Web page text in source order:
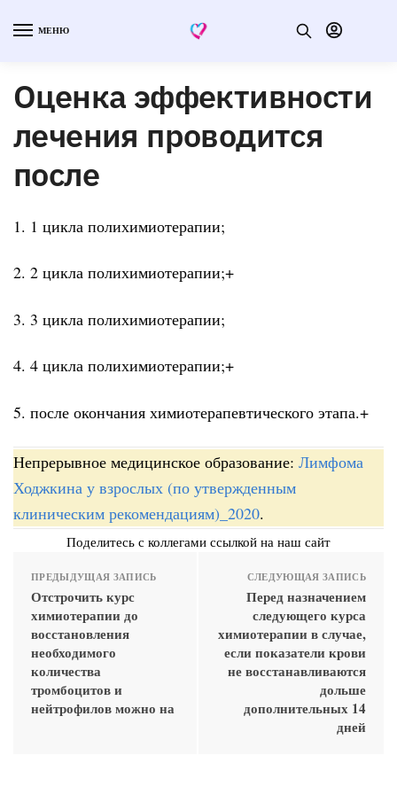
МЕНЮ
Оценка эффективности
лечения проводится
после
1. 1 цикла полихимиотерапии;
2. 2 цикла полихимиотерапии;+
3. 3 цикла полихимиотерапии;
4. 4 цикла полихимиотерапии;+
5. после окончания химиотерапевтического этапа.+
Непрерывное медицинское образование: Лимфома
Ходжкина у взрослых (по утвержденным
клиническим рекомендациям)_2020.
Поделитесь с коллегами ссылкой на наш сайт
ПРЕДЫДУЩАЯ ЗАПИСЬ
Отстрочить курс
химиотерапии до
восстановления
необходимого
количества
тромбоцитов и
нейтрофилов можно на
СЛЕДУЮЩАЯ ЗАПИСЬ
Перед назначением
следующего курса
химиотерапии в случае,
если показатели крови
не восстанавливаются
дольше
дополнительных 14
дней